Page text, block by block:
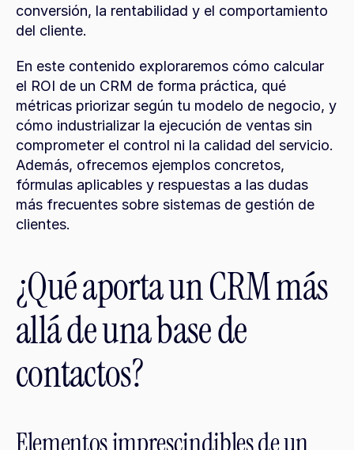
conversión, la rentabilidad y el comportamiento
del cliente.
En este contenido exploraremos cómo calcular
el ROI de un CRM de forma práctica, qué
métricas priorizar según tu modelo de negocio, y
cómo industrializar la ejecución de ventas sin
comprometer el control ni la calidad del servicio.
Además, ofrecemos ejemplos concretos,
fórmulas aplicables y respuestas a las dudas
más frecuentes sobre sistemas de gestión de
clientes.
¿Qué aporta un CRM más
allá de una base de
contactos?